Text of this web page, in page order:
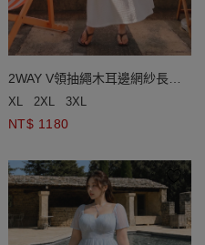
2WAY V領抽繩木耳邊網紗長袖
罩衫後鏤空細肩帶長洋裝套裝
XL 2XL 3XL
NT$ 1180